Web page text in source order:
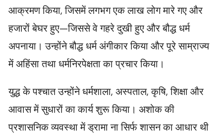
आक्रमण किया, जिसमें लगभग एक लाख लोग मारे गए और
हजारों बेघर हुए—जिससे वे गहरे दुखी हुए और बौद्ध धर्म
अपनाया। उन्होंने बौद्ध धर्म अंगीकार किया और पूरे साम्राज्य
में अहिंसा तथा धर्मनिरपेक्षता का प्रचार किया।
युद्ध के पश्चात उन्होंने धर्मशाला, अस्पताल, कृषि, शिक्षा और
आवास में सुधारों का कार्य शुरू किया। अशोक की
प्रशासनिक व्यवस्था में ड्रामा ना सिर्फ शासन का आधार थी